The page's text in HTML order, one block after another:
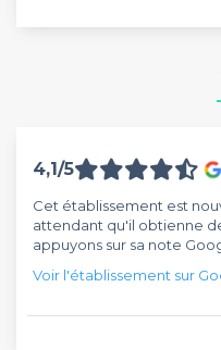
4,1/5
Cet établissement est
attendant qu'il obtienne
appuyons sur sa note
Voir l'établissement sur